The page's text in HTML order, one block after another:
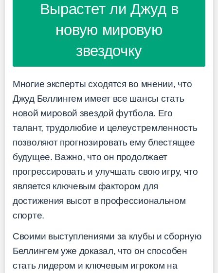
Вырастет ли Джуд в
новую мировую
звездочку
Многие эксперты сходятся во мнении, что
Джуд Беллингем имеет все шансы стать
новой мировой звездой футбола. Его
талант, трудолюбие и целеустремленность
позволяют прогнозировать ему блестящее
будущее. Важно, что он продолжает
прогрессировать и улучшать свою игру, что
является ключевым фактором для
достижения высот в профессиональном
спорте.
Своими выступлениями за клубы и сборную
Беллингем уже доказал, что он способен
стать лидером и ключевым игроком на